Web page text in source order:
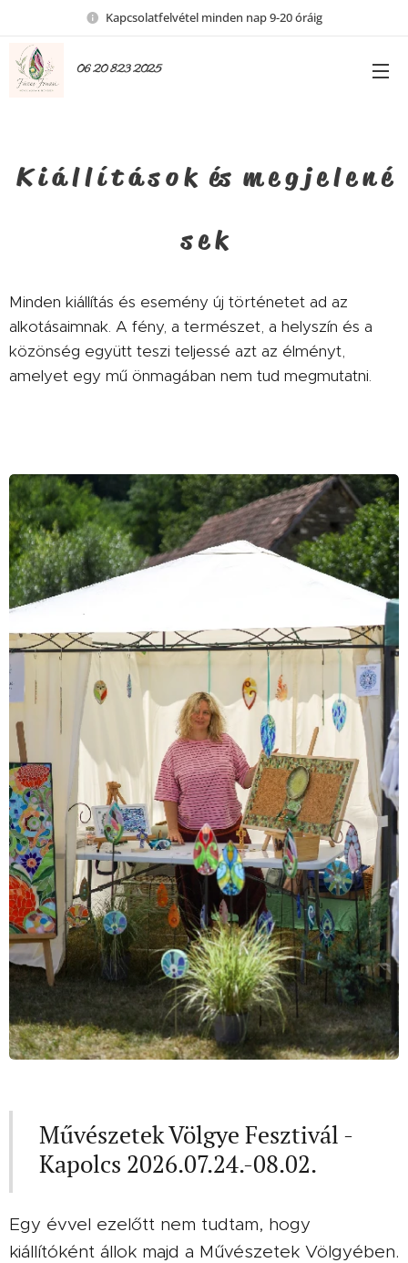
Kapcsolatfelvétel minden nap 9-20 óráig
06 20 823 2025
K i á l l í t á s o k és m e g j e l e n é
s e k
Minden kiállítás és esemény új történetet ad az
alkotásaimnak. A fény, a természet, a helyszín és a
közönség együtt teszi teljessé azt az élményt,
amelyet egy mű önmagában nem tud megmutatni.
Művészetek Völgye Fesztivál -
Kapolcs 2026.07.24.-08.02.
Egy évvel ezelőtt nem tudtam, hogy
kiállítóként állok majd a Művészetek Völgyében.